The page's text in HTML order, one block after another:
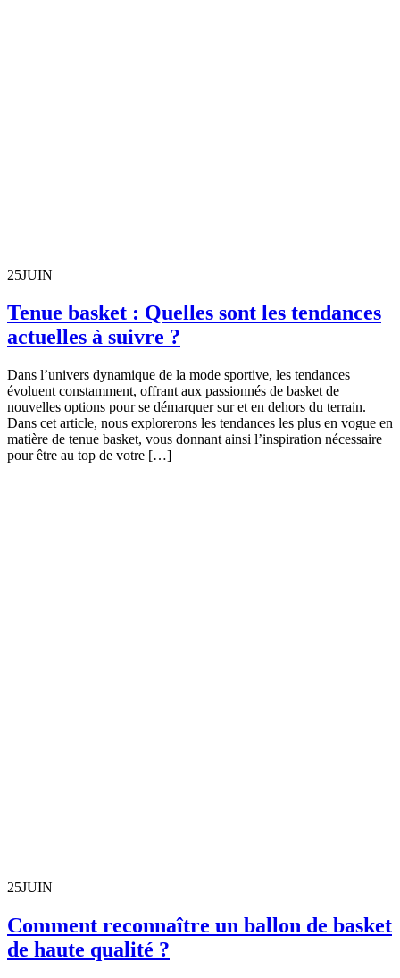
25JUIN
Tenue basket : Quelles sont les tendances
actuelles à suivre ?
Dans l’univers dynamique de la mode sportive, les tendances
évoluent constamment, offrant aux passionnés de basket de
nouvelles options pour se démarquer sur et en dehors du terrain.
Dans cet article, nous explorerons les tendances les plus en vogue en
matière de tenue basket, vous donnant ainsi l’inspiration nécessaire
pour être au top de votre […]
25JUIN
Comment reconnaître un ballon de basket
de haute qualité ?